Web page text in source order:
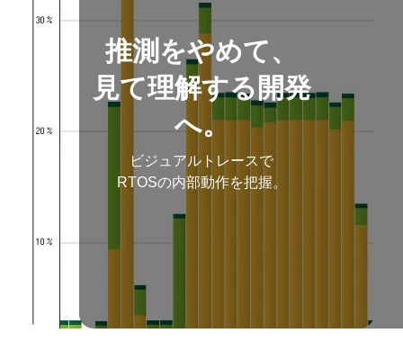
推測をやめて、
見て理解する開発
へ。
ビジュアルトレースで
RTOSの内部動作を把握。